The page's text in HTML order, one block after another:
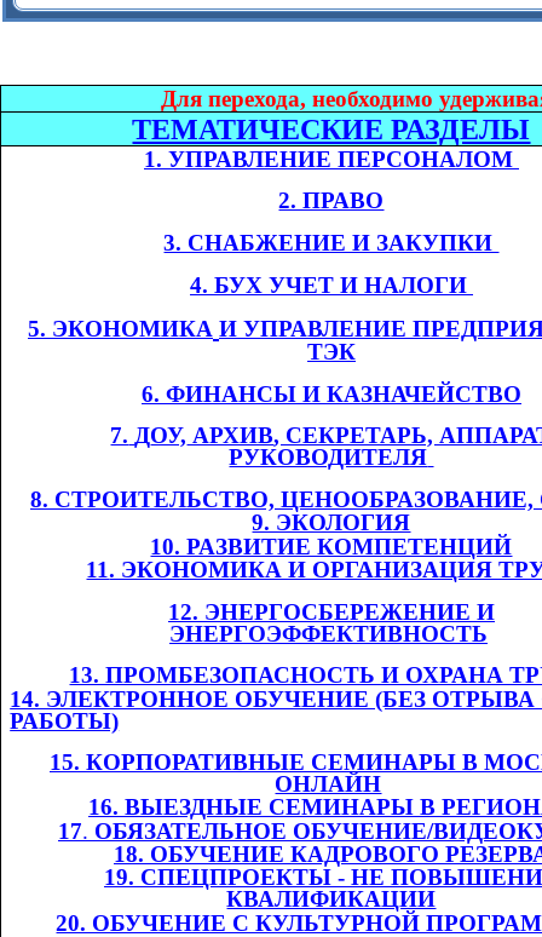
Для перехода, необходимо
ТЕМАТИЧЕСКИЕ РАЗДЕЛЫ
1. УПРАВЛЕНИЕ ПЕРСОНАЛОМ​​
2. ПРАВО
3. СНАБЖЕНИЕ И ЗАКУПКИ​​
4. БУХ УЧЕТ И НАЛОГИ​​
5. ЭКОНОМИКА И УПРАВЛЕНИЕ
ТЭК
6. ФИНАНСЫ И КАЗНАЧЕЙСТВО
7. ​​ДОУ, ​​ АРХИВ, СЕКРЕТАРЬ,
РУКОВОДИТЕЛЯ
8. СТРОИТЕЛЬСТВО,
9. ЭКОЛОГИЯ
10. РАЗВИТИЕ КОМПЕТЕНЦИЙ
11. ЭКОНОМИКА И ОРГАНИЗАЦИЯ
12. ЭНЕРГОСБЕРЕЖЕНИЕ И
ЭНЕРГОЭФФЕКТИВНОСТЬ
13. ПРОМБЕЗОПАСНОСТЬ И ОХРАНА
14. ЭЛЕКТРОННОЕ ОБУЧЕНИЕ (БЕЗ ОТРЫВА
РАБОТЫ)
15. КОРПОРАТИВНЫЕ СЕМИНАРЫ В
ОНЛАЙН
16. ВЫЕЗДНЫЕ СЕМИНАРЫ В
17.​​ ОБЯЗАТЕЛЬНОЕ ОБУЧЕНИЕ/
18. ОБУЧЕНИЕ КАДРОВОГО
19. СПЕЦПРОЕКТЫ - НЕ
КВАЛИФИКАЦИИ
20. ОБУЧЕНИЕ С КУЛЬТУРНОЙ